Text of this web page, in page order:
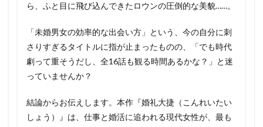
ら、ふと目に飛び込んできたロウンの圧倒的な美貌……。
「未婚男女の効率的な出会い方」という、今の自分に刺
さりすぎるタイトルに指が止まったものの、「でも時代
劇って重そうだし、全16話も観る時間あるかな？」と迷
っていませんか？
結論からお伝えします。本作『婚礼大捷（こんれいたい
しょう）』は、仕事と婚活に追われる現代女性が、最も